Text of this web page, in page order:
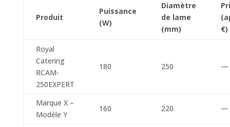
Produit
Puissance
(W)
Diamètre
de lame
(mm)
€)
Royal
Catering
RCAM-
250EXPERT
180 250 —
Marque X –
Modèle Y
160 220 —